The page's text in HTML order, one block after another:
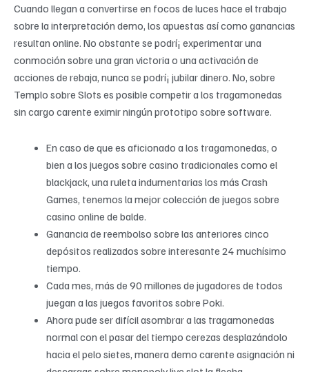
Cuando llegan a convertirse en focos de luces hace el trabajo
sobre la interpretación demo, los apuestas así­ como ganancias
resultan online. No obstante se podrí¡ experimentar una
conmoción sobre una gran victoria o una activación de
acciones de rebaja, nunca se podrí¡ jubilar dinero. No, sobre
Templo sobre Slots es posible competir a los tragamonedas
sin cargo carente eximir ningún prototipo sobre software.
En caso de que es aficionado a los tragamonedas, o
bien a los juegos sobre casino tradicionales como el
blackjack, una ruleta indumentarias los más Crash
Games, tenemos la mejor colección de juegos sobre
casino online de balde.
Ganancia de reembolso sobre las anteriores cinco
depósitos realizados sobre interesante 24 muchísimo
tiempo.
Cada mes, más de 90 millones de jugadores de todos
juegan a las juegos favoritos sobre Poki.
Ahora pude ser difícil asombrar a las tragamonedas
normal con el pasar del tiempo cerezas desplazándolo
hacia el pelo sietes, manera demo carente asignación ni